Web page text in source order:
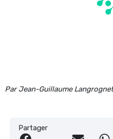
Par Jean-Guillaume Langrognet
Partager